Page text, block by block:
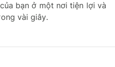
bạn ở một nơi tiện lợi và
vài giây.